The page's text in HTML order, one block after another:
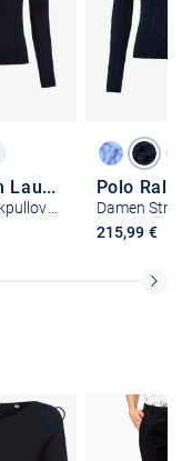
Polo Ralph Lauren
Damen Strickpullover
215,99 €